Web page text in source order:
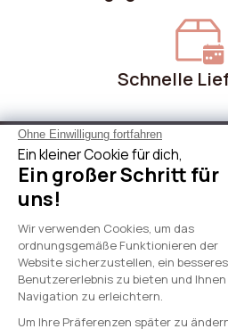
Schnelle
Über Sicaan
Unsere Leistungen
Brauche Hilfe
International